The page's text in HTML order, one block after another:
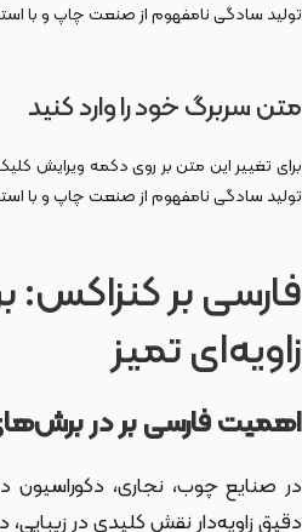
تولید سادگی نامفهوم از صنعت چاپ و با
متن سربرگ خود را وارد کنید
برای تغییر این متن بر روی دکمه ویرایش
تولید سادگی نامفهوم از صنعت چاپ و با
فارسی بر کنزاکس:
زاویه‌ای تمیز
اهمیت فارسی بر در
در صنایع چوب، نجاری،
دقیق زاویه‌دار نقش کلیدی در زیبایی،